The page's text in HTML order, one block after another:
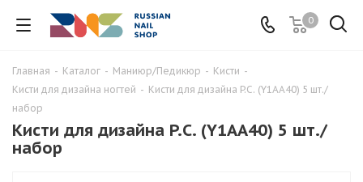
0
Главная - Каталог - Маниюр/Педикюр - Кисти -
Кисти для дизайна ногтей - Кисти для дизайна P.C. (Y1AA40) 5 шт./
набор
Кисти для дизайна P.C. (Y1AA40) 5 шт./
набор